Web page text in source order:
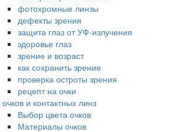
фотохромные линзы
дефекты зрения
защита глаз от УФ-излучения
здоровье глаз
зрение и возраст
как сохранить зрение
проверка остроты зрения
рецепт на очки
и контактных линз
Выбор цвета очков
Материалы очков